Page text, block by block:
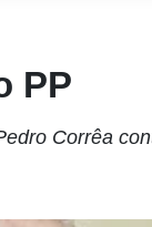
PP
Corrêa